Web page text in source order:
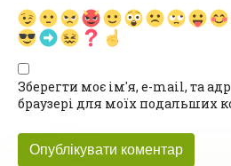
Зберегти моє ім'я, e-mail, та
браузері для моїх подальших